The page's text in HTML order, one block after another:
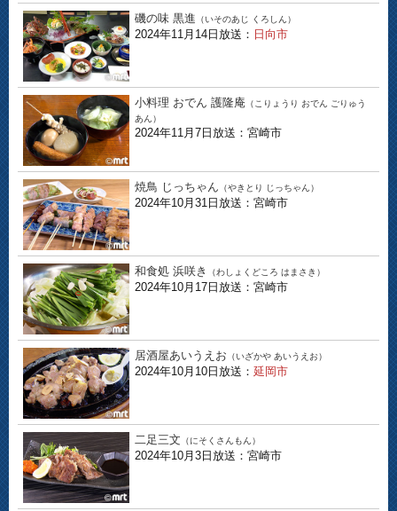
磯の味 黒進 （いそのあじ くろしん）
2024年11月14日放送： 日向市
小料理 おでん 護隆庵 （こりょうり おでん ごりゅう
あん）
2024年11月7日放送：宮崎市
焼鳥 じっちゃん （やきとり じっちゃん）
2024年10月31日放送：宮崎市
和食処 浜咲き （わしょくどころ はまさき）
2024年10月17日放送：宮崎市
居酒屋あいうえお （いざかや あいうえお）
2024年10月10日放送： 延岡市
二足三文 （にそくさんもん）
2024年10月3日放送：宮崎市